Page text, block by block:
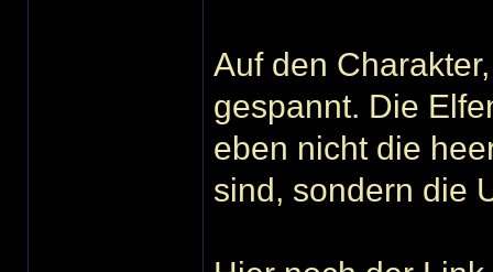
Auf den
gespannt. Die
eben nicht die
sind, sondern die